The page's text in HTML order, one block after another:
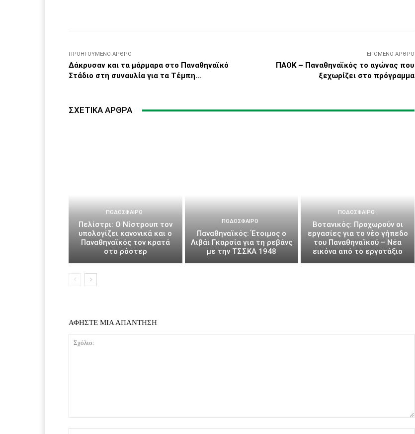
ΠΡΟΗΓΟΎΜΕΝΟ ΆΡΘΡΟ
Δάκρυσαν και τα μάρμαρα στο Παναθηναϊκό
Στάδιο στη συναυλία για τα Τέμπη…
ΕΠΌΜΕΝΟ ΆΡΘΡΟ
ΠΑΟΚ – Παναθηναϊκός το αγώνας που
ξεχωρίζει στο πρόγραμμα
ΣΧΕΤΙΚΆ ΆΡΘΡΑ
ΠΟΔΌΣΦΑΙΡΟ
Πελίστρι: Ο Νίστρουπ τον
υπολογίζει κανονικά και ο
Παναθηναϊκός τον κρατά
στο ρόστερ
ΠΟΔΌΣΦΑΙΡΟ
Παναθηναϊκός: Έτοιμος ο
Λιβάι Γκαρσία για τη ρεβάνς
με την ΤΣΣΚΑ 1948
ΠΟΔΌΣΦΑΙΡΟ
Βοτανικός: Προχωρούν οι
εργασίες για το νέο γήπεδο
του Παναθηναϊκού – Νέα
εικόνα από το εργοτάξιο
ΑΦΗΣΤΕ ΜΙΑ ΑΠΑΝΤΗΣΗ